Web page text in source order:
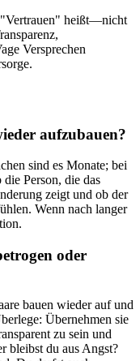
"Vertrauen" heißt—nicht
Versprechen
aufzubauen?
sind es Monate; bei
Person, die das
zeigt und ob der
Wenn nach langer
oder
bauen wieder auf und
Übernehmen sie
zu sein und
bleibst du aus Angst?